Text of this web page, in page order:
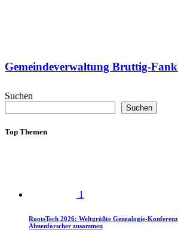
Gemeindeverwaltung Bruttig-
Suchen
Suchen
Top Themen
1
RootsTech 2026: Weltgrößte Genealogie-
Ahnenforscher zusammen